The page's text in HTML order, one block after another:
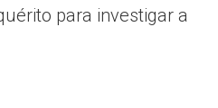
para investigar a